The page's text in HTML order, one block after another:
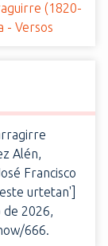
(1820-
- Versos
Alén,
Francisco
urtetan']
de 2026,
666.